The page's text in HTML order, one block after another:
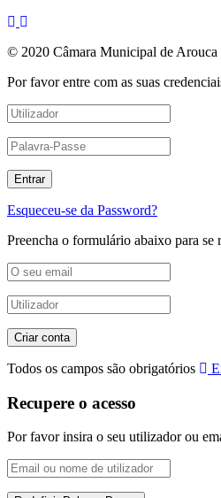
© 2020 Câmara Municipal de Arouca
Por favor entre com as suas
Esqueceu-se da Password?
Preencha o formulário abaixo para se
Todos os campos são obrigatórios
Recupere o acesso
Por favor insira o seu utilizador ou